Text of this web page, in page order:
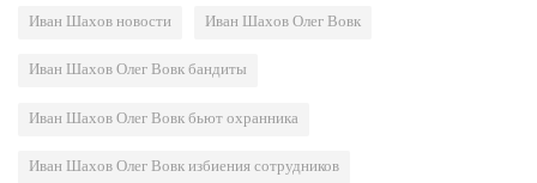
Иван Шахов новости Иван Шахов Олег Вовк
Иван Шахов Олег Вовк бандиты
Иван Шахов Олег Вовк бьют охранника
Иван Шахов Олег Вовк избиения сотрудников